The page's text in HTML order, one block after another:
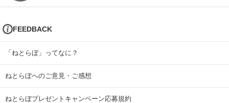
FEEDBACK
「ねとらぼ」ってなに？
ねとらぼへのご意見・ご感想
ねとらぼプレゼントキャンペーン応募規約